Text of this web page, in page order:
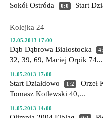
Sokół Ostróda 0:0 Start
Kolejka 24
12.05.2013 17:00
Dąb Dąbrowa Białostocka
32, 39, 69, Maciej Orpik 74...
11.05.2013 17:00
Start Działdowo 1:2 Orzeł
Tomasz Kotlewski 40,...
11.05.2013 14:00